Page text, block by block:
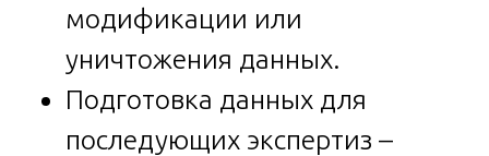
модификации или
уничтожения данных.
Подготовка данных для
последующих экспертиз –